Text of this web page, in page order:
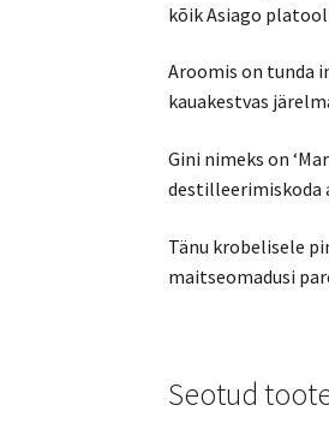
kõik Asiago
Aroomis on tunda
kauakestvas
Gini nimeks on
destilleerimiskoda
Tänu krobelisele
maitseomadusi
Seotud